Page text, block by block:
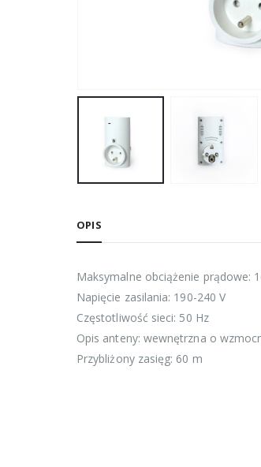
OPIS
Maksymalne obciążenie prądowe:
Napięcie zasilania: 190-240 V
Częstotliwość sieci: 50 Hz
Opis anteny: wewnętrzna o
Przybliżony zasięg: 60 m